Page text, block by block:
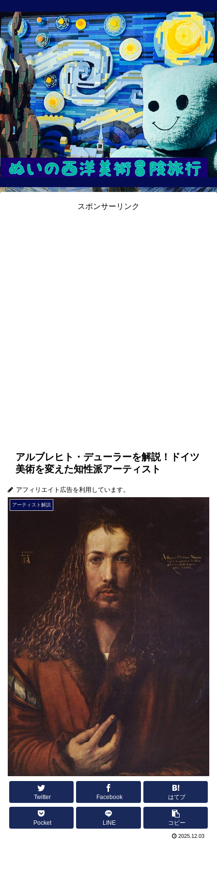
スポンサーリンク
アルブレヒト・デューラーを解説！ドイツ
美術を変えた知性派アーティスト
アフィリエイト広告を利用しています。
アーティスト解説
Twitter Facebook はてブ
Pocket LINE コピー
2025.12.03